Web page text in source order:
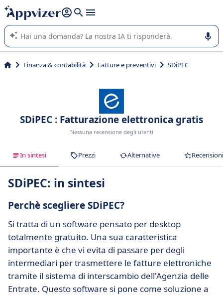
righe con
shift + enter
L'IA di Appvizer vi guida nell'utilizzo o nella scelta di un
software SaaS per la vostra azienda.
Finanza & contabilità Fatture e preventivi SDiPEC
SDiPEC : Fatturazione elettronica gratis
Nessuna recensione degli utenti
In sintesi Prezzi Alternative Recensioni
SDiPEC: in sintesi
Perchè scegliere SDiPEC?
Si tratta di un software pensato per desktop
totalmente gratuito. Una sua caratteristica
importante è che vi evita di passare per degli
intermediari per trasmettere le fatture elettroniche
tramite il sistema di interscambio dell'Agenzia delle
Entrate. Questo software si pone come soluzione a